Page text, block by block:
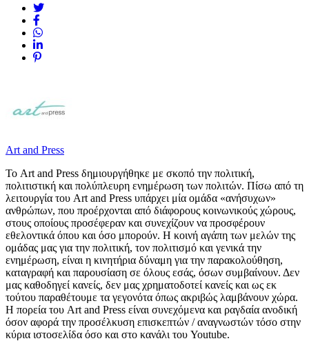
Art and Press
Το Art and Press δημιουργήθηκε με σκοπό την πολιτική,
πολιτιστική και πολύπλευρη ενημέρωση των πολιτών. Πίσω από τη
λειτουργία του Art and Press υπάρχει μία ομάδα «ανήσυχων»
ανθρώπων, που προέρχονται από διάφορους κοινωνικούς χώρους,
στους οποίους προσέφεραν και συνεχίζουν να προσφέρουν
εθελοντικά όπου και όσο μπορούν. Η κοινή αγάπη των μελών της
ομάδας μας για την πολιτική, τον πολιτισμό και γενικά την
ενημέρωση, είναι η κινητήρια δύναμη για την παρακολούθηση,
καταγραφή και παρουσίαση σε όλους εσάς, όσων συμβαίνουν. Δεν
μας καθοδηγεί κανείς, δεν μας χρηματοδοτεί κανείς και ως εκ
τούτου παραθέτουμε τα γεγονότα όπως ακριβώς λαμβάνουν χώρα.
Η πορεία του Art and Press είναι συνεχόμενα και ραγδαία ανοδική
όσον αφορά την προσέλκυση επισκεπτών / αναγνωστών τόσο στην
κύρια ιστοσελίδα όσο και στο κανάλι του Youtube.